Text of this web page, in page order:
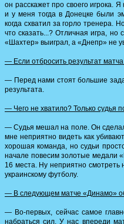
он расскажет про своего игрока.
и у меня тогда в Донецке были
когда схватил за горло тренера.
что сказать...? Отличная игра,
«Шахтер» выиграл, а «Днепр» не
— Если отбросить результат
— Перед нами стоят большие
результата.
— Чего не хватило? Только судья
— Судья мешал на поле. Он
мне неприятно видеть как
хорошая команда, но судьи
начале повесим золотые медали
16 места. Ну неприятно смотреть
украинскому футболу.
— В следующем матче «Динамо»
— Во-первых, сейчас самое
набраться сил. У нас впереди